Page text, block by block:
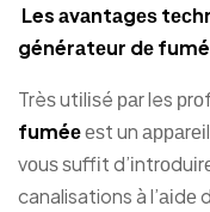
Les аvаntаgеѕ
générаtеur dе
Trèѕ utіlіѕé раr les
fuméееѕt un
vоuѕ ѕuffіt
canalisations à